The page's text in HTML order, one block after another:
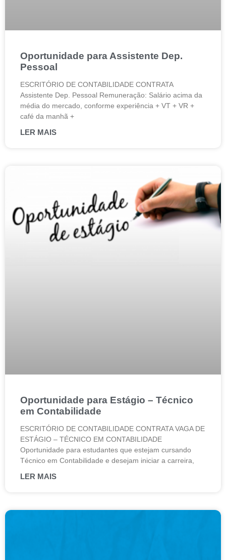
Oportunidade para Assistente Dep.
Pessoal
ESCRITÓRIO DE CONTABILIDADE CONTRATA
Assistente Dep. Pessoal Remuneração: Salário acima da
média do mercado, conforme experiência + VT + VR +
café da manhã +
LER MAIS
Oportunidade para Estágio – Técnico
em Contabilidade
ESCRITÓRIO DE CONTABILIDADE CONTRATA VAGA DE
ESTÁGIO – TÉCNICO EM CONTABILIDADE
Oportunidade para estudantes que estejam cursando
Técnico em Contabilidade e desejam iniciar a carreira,
LER MAIS